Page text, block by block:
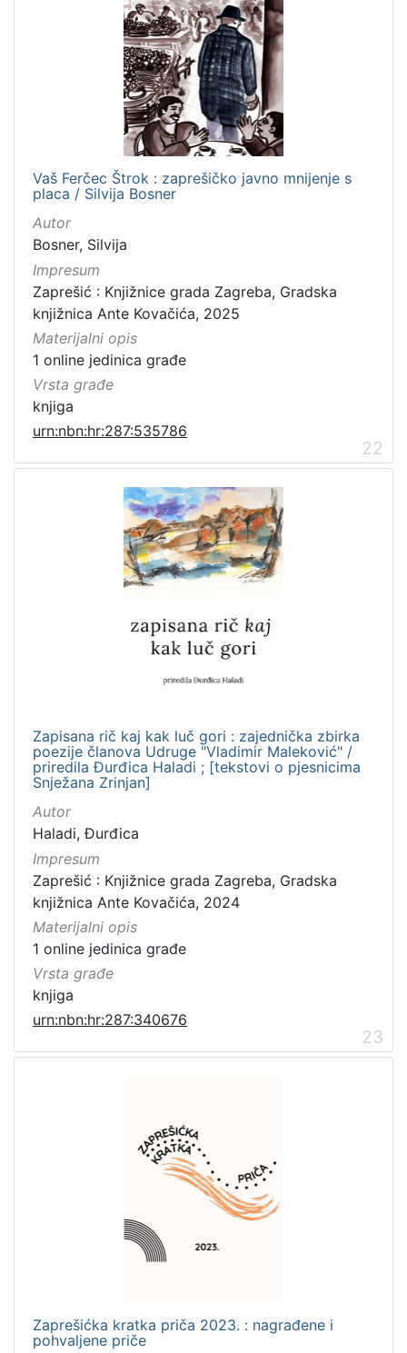
Vaš Ferčec Štrok : zaprešičko javno mnijenje s
placa / Silvija Bosner
Autor
Bosner, Silvija
Impresum
Zaprešić : Knjižnice grada Zagreba, Gradska
knjižnica Ante Kovačića, 2025
Materijalni opis
1 online jedinica građe
Vrsta građe
knjiga
urn:nbn:hr:287:535786
22
Zapisana rič kaj kak luč gori : zajednička zbirka
poezije članova Udruge "Vladimir Maleković" /
priredila Đurđica Haladi ; [tekstovi o pjesnicima
Snježana Zrinjan]
Autor
Haladi, Đurđica
Impresum
Zaprešić : Knjižnice grada Zagreba, Gradska
knjižnica Ante Kovačića, 2024
Materijalni opis
1 online jedinica građe
Vrsta građe
knjiga
urn:nbn:hr:287:340676
23
Zaprešićka kratka priča 2023. : nagrađene i
pohvaljene priče